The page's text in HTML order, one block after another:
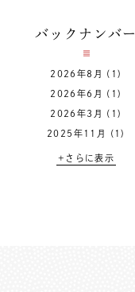
バックナンバー
2026年8月 (1)
2026年6月 (1)
2026年3月 (1)
2025年11月 (1)
+さらに表示